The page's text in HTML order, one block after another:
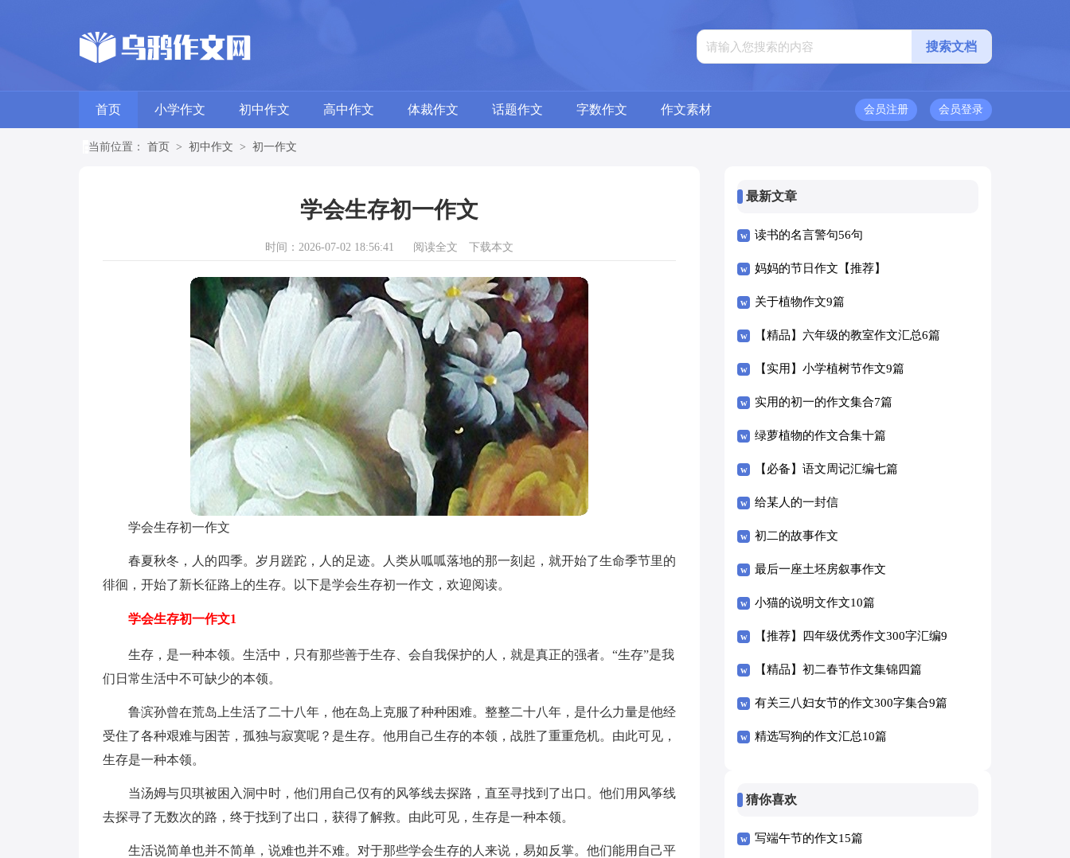
首页 小学作文 初中作文 高中作文 体裁作文 话题作文 字数作文 作文素材 会员登录
会员注册
当前位置： 首页 > 初中作文 > 初一作文
学会生存初一作文
时间：2026-07-02 18:56:41 阅读全文 下载本文
学会生存初一作文
春夏秋冬，人的四季。岁月蹉跎，人的足迹。人类从呱呱落地的那一刻起，就开始了生命季节里的
徘徊，开始了新长征路上的生存。以下是学会生存初一作文，欢迎阅读。
学会生存初一作文1
生存，是一种本领。生活中，只有那些善于生存、会自我保护的人，就是真正的强者。“生存”是我
们日常生活中不可缺少的本领。
鲁滨孙曾在荒岛上生活了二十八年，他在岛上克服了种种困难。整整二十八年，是什么力量是他经
受住了各种艰难与困苦，孤独与寂寞呢？是生存。他用自己生存的本领，战胜了重重危机。由此可见，
生存是一种本领。
当汤姆与贝琪被困入洞中时，他们用自己仅有的风筝线去探路，直至寻找到了出口。他们用风筝线
去探寻了无数次的路，终于找到了出口，获得了解救。由此可见，生存是一种本领。
生活说简单也并不简单，说难也并不难。对于那些学会生存的人来说，易如反掌。他们能用自己平
最新文章
读书的名言警句56句
妈妈的节日作文【推荐】
关于植物作文9篇
【精品】六年级的教室作文汇总6篇
【实用】小学植树节作文9篇
实用的初一的作文集合7篇
绿萝植物的作文合集十篇
【必备】语文周记汇编七篇
给某人的一封信
初二的故事作文
最后一座土坯房叙事作文
小猫的说明文作文10篇
【推荐】四年级优秀作文300字汇编9
篇
【精品】初二春节作文集锦四篇
有关三八妇女节的作文300字集合9篇
精选写狗的作文汇总10篇
猜你喜欢
写端午节的作文15篇